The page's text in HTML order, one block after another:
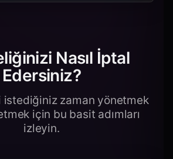
Nasıl İptal
Edersiniz?
istediğiniz zaman yönetmek
için bu basit adımları
izleyin.